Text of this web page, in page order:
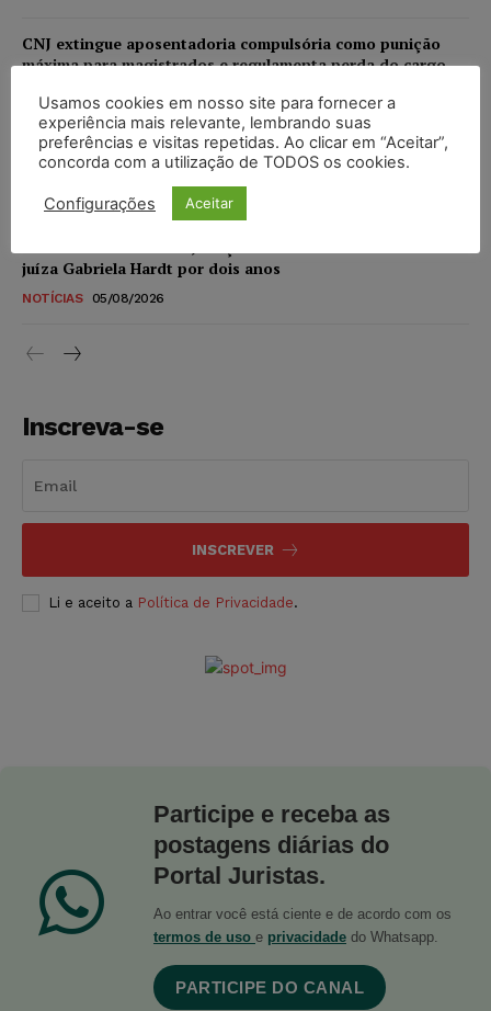
CNJ extingue aposentadoria compulsória como punição
máxima para magistrados e regulamenta perda do cargo
NOTÍCIAS 05/08/2026
Justiça de SP rejeita ação da família de Alexandre de
Moraes contra senador Alessandro Vieira
NOTÍCIAS 05/08/2026
juíza Gabriela Hardt por dois anos
NOTÍCIAS 05/08/2026
Inscreva-se
INSCREVER
Li e aceito a Política de Privacidade.
Participe e receba as
postagens diárias do
Portal Juristas.
Ao entrar você está ciente e de acordo com os
termos de uso e privacidade do Whatsapp.
PARTICIPE DO CANAL
Usamos cookies em nosso site para fornecer a
experiência mais relevante, lembrando suas
preferências e visitas repetidas. Ao clicar em “Aceitar”,
concorda com a utilização de TODOS os cookies.
Configurações Aceitar